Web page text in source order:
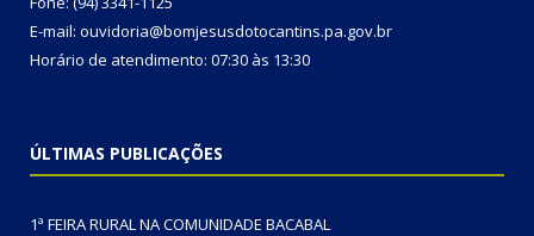
E-mail: ouvidoria@bomjesusdotocantins.pa.gov.br
Horário de atendimento: 07:30 às 13:30
ÚLTIMAS PUBLICAÇÕES
1ª FEIRA RURAL NA COMUNIDADE BACABAL